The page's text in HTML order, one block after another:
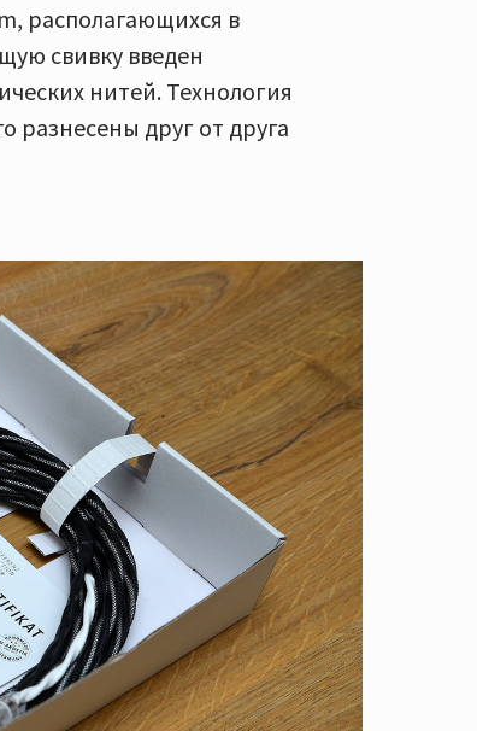
располагающихся в
свивку введен
нитей. Технология
разнесены друг от друга